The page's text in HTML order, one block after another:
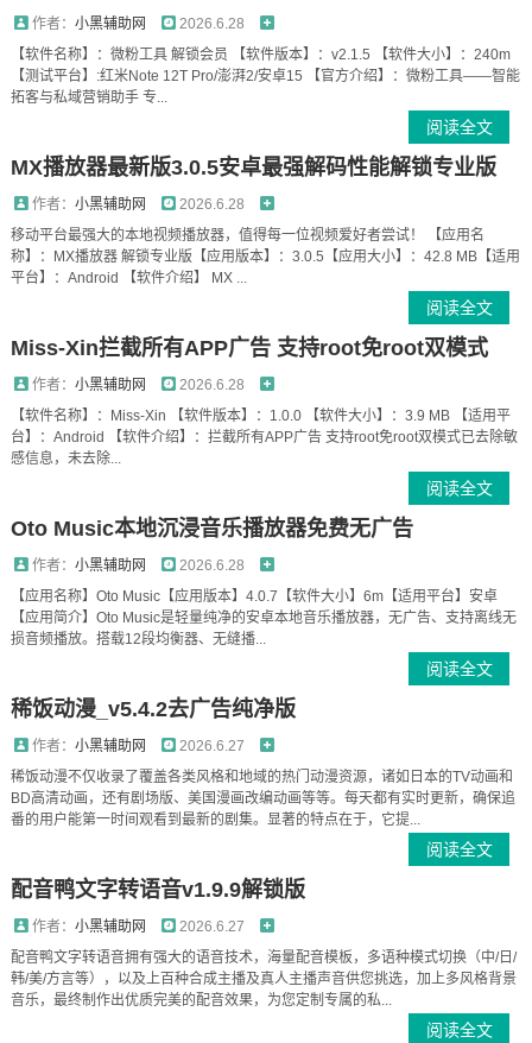
作者： 小黑辅助网
2026.6.28
【软件名称】：微粉工具 解锁会员 【软件版本】：v2.1.5 【软件大小】：240m
【测试平台】:红米Note 12T Pro/澎湃2/安卓15 【官方介绍】：微粉工具——智能
拓客与私域营销助手 专...
阅读全文
MX播放器最新版3.0.5安卓最强解码性能解锁专业版
作者： 小黑辅助网
2026.6.28
移动平台最强大的本地视频播放器，值得每一位视频爱好者尝试！ 【应用名
称】：MX播放器 解锁专业版【应用版本】：3.0.5【应用大小】：42.8 MB【适用
平台】：Android 【软件介绍】 MX ...
阅读全文
Miss-Xin拦截所有APP广告 支持root免root双模式
作者： 小黑辅助网
2026.6.28
【软件名称】：Miss-Xin 【软件版本】：1.0.0 【软件大小】：3.9 MB 【适用平
台】：Android 【软件介绍】：拦截所有APP广告 支持root免root双模式已去除敏
感信息，未去除...
阅读全文
Oto Music本地沉浸音乐播放器免费无广告
作者： 小黑辅助网
2026.6.28
【应用名称】Oto Music【应用版本】4.0.7【软件大小】6m【适用平台】安卓
【应用简介】Oto Music是轻量纯净的安卓本地音乐播放器，无广告、支持离线无
损音频播放。搭载12段均衡器、无缝播...
阅读全文
稀饭动漫_v5.4.2去广告纯净版
作者： 小黑辅助网
2026.6.27
稀饭动漫不仅收录了覆盖各类风格和地域的热门动漫资源，诸如日本的TV动画和
BD高清动画，还有剧场版、美国漫画改编动画等等。每天都有实时更新，确保追
番的用户能第一时间观看到最新的剧集。显著的特点在于，它提...
阅读全文
配音鸭文字转语音v1.9.9解锁版
作者： 小黑辅助网
2026.6.27
配音鸭文字转语音拥有强大的语音技术，海量配音模板，多语种模式切换（中/日/
韩/美/方言等），以及上百种合成主播及真人主播声音供您挑选，加上多风格背景
音乐，最终制作出优质完美的配音效果，为您定制专属的私...
阅读全文